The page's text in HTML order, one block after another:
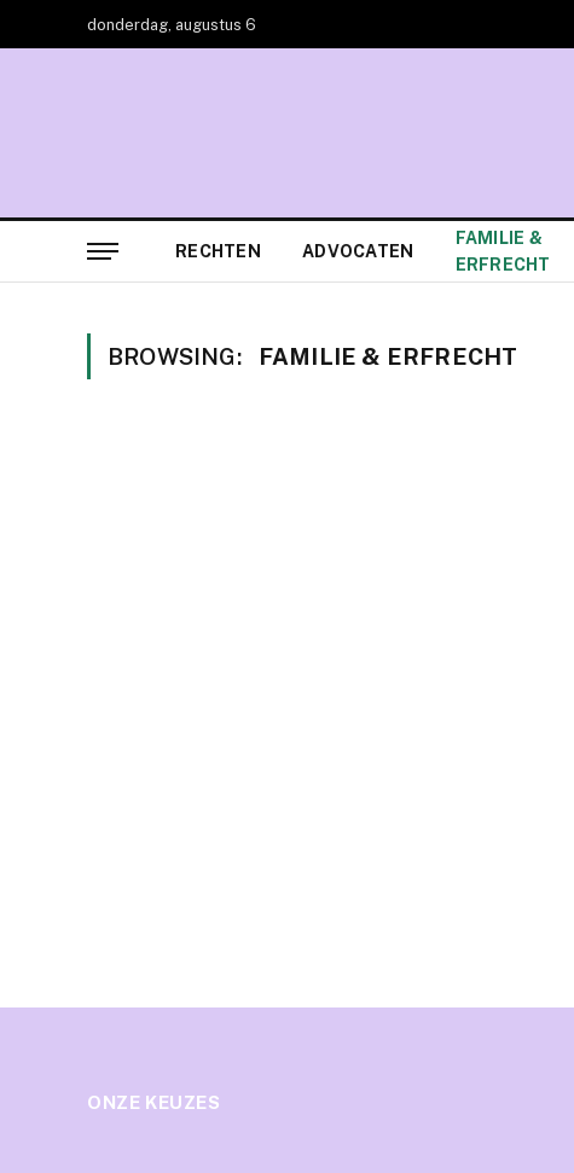
donderdag, augustus 6
RECHTEN ADVOCATEN
FAMILIE &
ERFRECHT
BROWSING: FAMILIE & ERFRECHT
ONZE KEUZES